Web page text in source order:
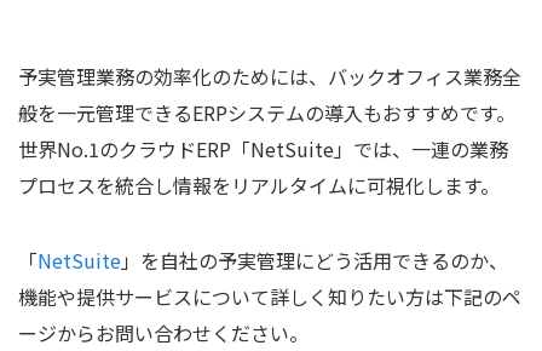
予実管理業務の効率化のためには、バックオフィス業務全
般を一元管理できるERPシステムの導入もおすすめです。
世界No.1のクラウドERP「NetSuite」では、一連の業務
プロセスを統合し情報をリアルタイムに可視化します。
「NetSuite」を自社の予実管理にどう活用できるのか、
機能や提供サービスについて詳しく知りたい方は下記のペ
ージからお問い合わせください。